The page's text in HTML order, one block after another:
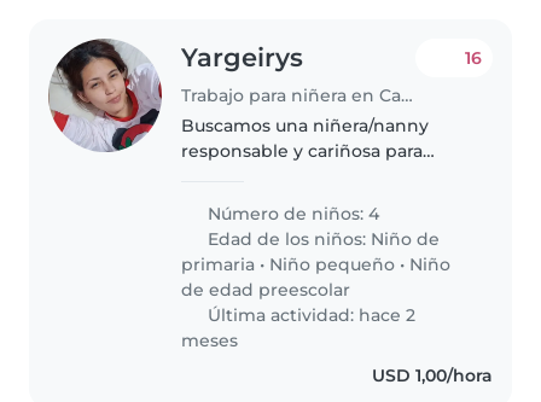
Yargeirys
Trabajo para niñera en Caracas
16
Buscamos una niñera/nanny
responsable y cariñosa para
preescolar y primaria) en nuestro
hogar. Nuestros hijos son
curiosos,..
Número de niños: 4
Edad de los niños: Niño de
primaria • Niño pequeño • Niño
de edad preescolar
Última actividad: hace 2
meses
USD 1,00/hora